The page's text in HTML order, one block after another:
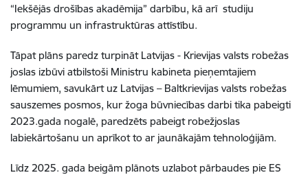
“Iekšējās drošības akadēmija” darbību, kā arī studiju
programmu un infrastruktūras attīstību.
Tāpat plāns paredz turpināt Latvijas - Krievijas valsts robežas
joslas izbūvi atbilstoši Ministru kabineta pieņemtajiem
lēmumiem, savukārt uz Latvijas – Baltkrievijas valsts robežas
sauszemes posmos, kur žoga būvniecības darbi tika pabeigti
2023.gada nogalē, paredzēts pabeigt robežjoslas
labiekārtošanu un aprīkot to ar jaunākajām tehnoloģijām.
Līdz 2025. gada beigām plānots uzlabot pārbaudes pie ES